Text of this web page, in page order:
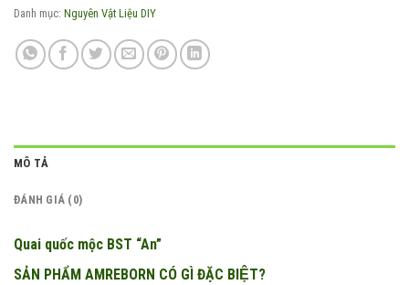
Danh mục: Nguyên Vật Liệu DIY
MÔ TẢ
ĐÁNH GIÁ (0)
Quai quốc mộc BST “An”
SẢN PHẨM AMREBORN CÓ GÌ ĐẶC BIỆT?